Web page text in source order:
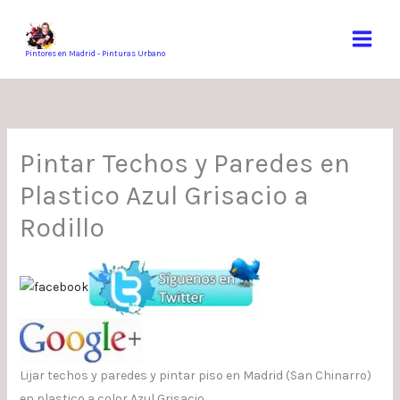
contenidoPintores en Madrid - Pinturas Urbano
Pintar Techos y Paredes en
Plastico Azul Grisacio a
Rodillo
Lijar techos y paredes y pintar piso en Madrid (San Chinarro)